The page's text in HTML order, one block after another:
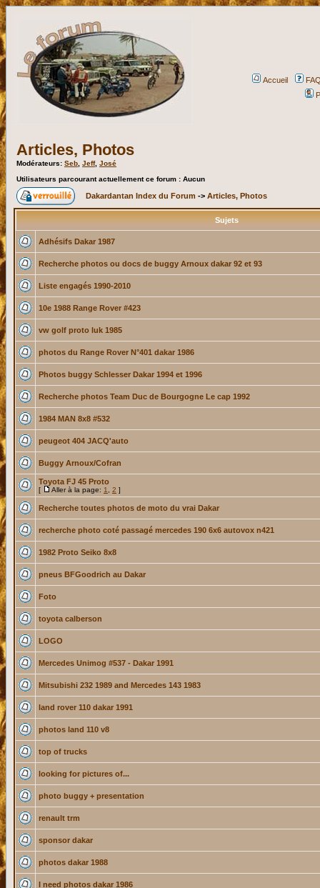
Accueil
Articles, Photos
Modérateurs: Seb Jeff, José
Utilisateurs parcourant actuellement ce forum : Aucun
Dakardantan Index du Forum -> Articles, Photos
Sujets
Adhésifs Dakar 1987
Recherche photos ou docs de buggy Arnoux dakar 92 et 93
Liste engagés 1990-2010
10e 1988 Range Rover #423
vw golf proto luk 1985
photos du Range Rover N°401 dakar 1986
Photos buggy Schlesser Dakar 1994 et 1996
Recherche photos Team Duc de Bourgogne Le cap 1992
1984 MAN 8x8 #532
peugeot 404 JACQ'auto
Buggy Arnoux/Cofran
Toyota FJ 45 Proto
[ Aller à la page: 1 2 ]
Recherche toutes photos de moto du vrai Dakar
recherche photo coté passagé mercedes 190 6x6 autovox n421
1982 Proto Seiko 8x8
pneus BFGoodrich au Dakar
Foto
toyota calberson
LOGO
Mercedes Unimog #537 - Dakar 1991
Mitsubishi 232 1989 and Mercedes 143 1983
land rover 110 dakar 1991
photos land 110 v8
top of trucks
looking for pictures of...
photo buggy + presentation
renault trm
sponsor dakar
photos dakar 1988
I need photos dakar 1986